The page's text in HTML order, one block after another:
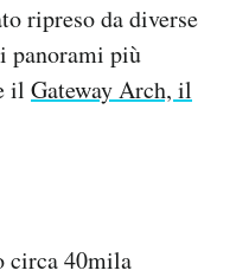
ripreso da diverse
panorami più
il Gateway Arch, il
circa 40mila